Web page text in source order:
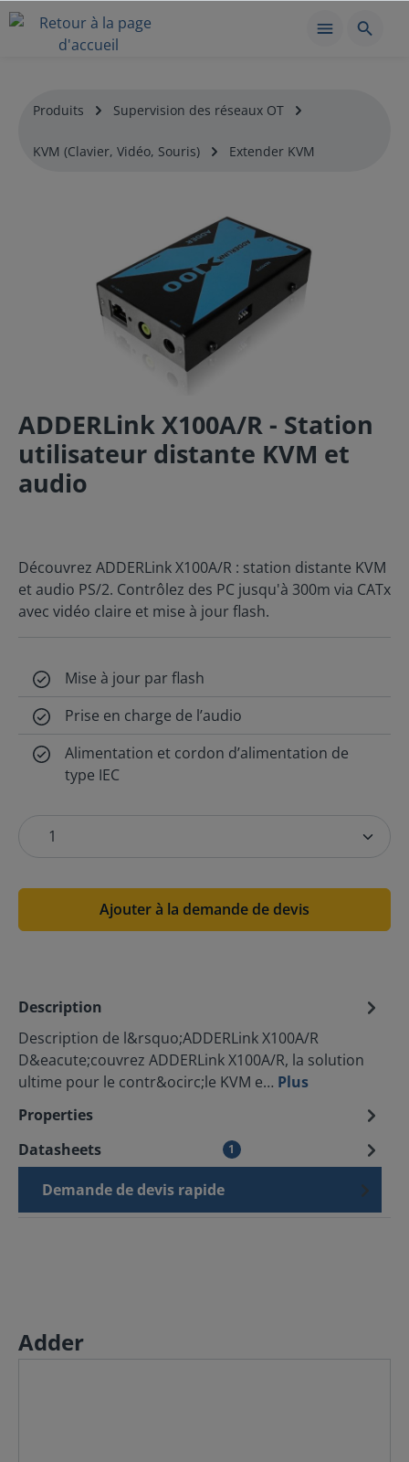
Produits Supervision des réseaux OT
KVM (Clavier, Vidéo, Souris) Extender KVM
ADDERLink X100A/R - Station
utilisateur distante KVM et
audio
Découvrez ADDERLink X100A/R : station distante KVM
et audio PS/2. Contrôlez des PC jusqu'à 300m via CATx
avec vidéo claire et mise à jour flash.
Mise à jour par flash
Prise en charge de l’audio
Alimentation et cordon d’alimentation de
type IEC
Ajouter à la demande de devis
Description
Description de l&rsquo;ADDERLink X100A/R
D&eacute;couvrez ADDERLink X100A/R, la solution
ultime pour le contr&ocirc;le KVM e… Plus
Properties
Datasheets
1
Demande de devis rapide
Adder